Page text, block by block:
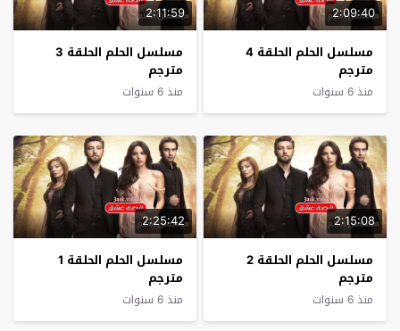
2:09:40
مسلسل الحلم الحلقة 4
مترجم
منذ 6 سنوات
2:11:59
مسلسل الحلم الحلقة 3
مترجم
منذ 6 سنوات
2:15:08
مسلسل الحلم الحلقة 2
مترجم
منذ 6 سنوات
2:25:42
مسلسل الحلم الحلقة 1
مترجم
منذ 6 سنوات